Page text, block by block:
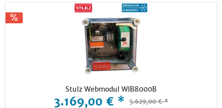
Stulz Webmodul WIB8000B
3.169,00 € * 5.629,00 € *